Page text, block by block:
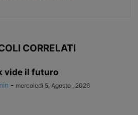
CORRELATI
vide il futuro
- mercoledì 5, Agosto , 2026